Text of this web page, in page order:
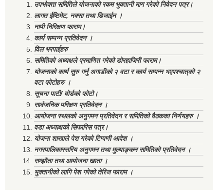
उपभोक्ता समितिले योजनाको रकम भुक्तानी माग गरेको निवेदन पत्र।
लागत ईष्टिमेट, नक्सा तथा डिजाईन ।
नापी निरिक्षण फाराम।
कार्य सम्पन्न प्रतिवेदन ।
विल भरपाईहरु
समितिको अध्यक्षले प्रमाणित गरेको डोरहाजिरी फाराम।
योजनाको कार्य सुरु गर्नु अगाडीको २ वटा र कार्य सम्पन्न भएपश्चात्‌को २
वटा फोटोहरु ।
सूचना पाटी/ वोर्डको फोटो।
सार्वजनिक परिक्षण प्रतिवेदन ।
आयोजना स्थलको अनुगमन प्रतिवेदन र समितिको वैठकका निर्णयहरु ।
वडा अध्याक्षको सिफारिस पत्र।
योजना शाखाले पेश गरेको टिप्पणी आदेश ।
नगरपालिकास्तरिय अनुगमन तथा मुल्याङ्कन समितिको प्रतिवेदन ।
सम्झौता तथा आयोजना खाता ।
भुक्तानीको लागि पेश गरेको तेरिज फाराम ।